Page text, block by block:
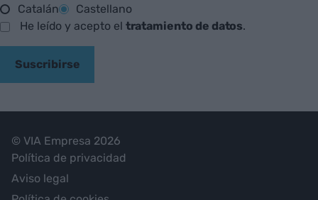
Catalán
Castellano
He leído y acepto el tratamiento de datos.
Suscribirse
© VIA Empresa 2026
Política de privacidad
Aviso legal